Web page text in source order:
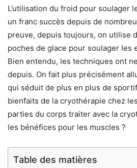
L’utilisation du froid pour soulager
un franc succès depuis de
preuve, depuis toujours, on utilise
poches de glace pour soulager les
Bien entendu, les techniques ont
depuis. On fait plus précisément
qui séduit de plus en plus de
bienfaits de la cryothérapie chez
parties du corps traiter avec la
les bénéfices pour les muscles ?
Table des matières